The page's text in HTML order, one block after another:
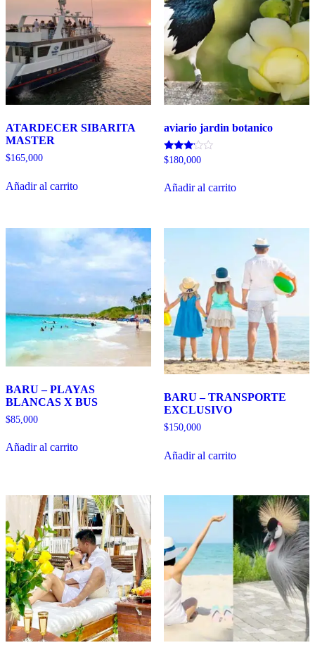
ATARDECER SIBARITA
MASTER
$165,000
Añadir al carrito
aviario jardin botanico
Valorado
de 5
$180,000
Añadir al carrito
BARU – PLAYAS
BLANCAS X BUS
$85,000
Añadir al carrito
BARU – TRANSPORTE
EXCLUSIVO
$150,000
Añadir al carrito